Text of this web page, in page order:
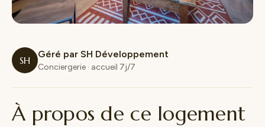
SH
Géré par SH Développement
Conciergerie · accueil 7j/7
À propos de ce logement